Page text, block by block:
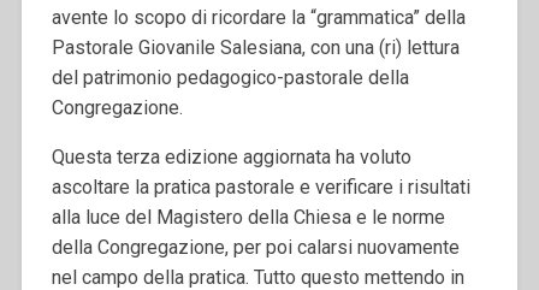
avente lo scopo di ricordare la “grammatica” della
Pastorale Giovanile Salesiana, con una (ri) lettura
del patrimonio pedagogico-pastorale della
Congregazione.
Questa terza edizione aggiornata ha voluto
ascoltare la pratica pastorale e verificare i risultati
alla luce del Magistero della Chiesa e le norme
della Congregazione, per poi calarsi nuovamente
nel campo della pratica. Tutto questo mettendo in